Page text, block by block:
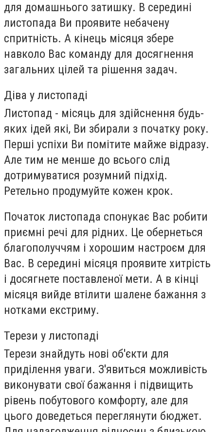
для домашнього затишку. В середині
листопада Ви проявите небачену
спритність. А кінець місяця збере
навколо Вас команду для досягнення
загальних цілей та рішення задач.
Діва у листопаді
Листопад - місяць для здійснення будь-
яких ідей які, Ви збирали з початку року.
Перші успіхи Ви помітите майже відразу.
Але тим не менше до всього слід
дотримуватися розумний підхід.
Ретельно продумуйте кожен крок.
Початок листопада спонукає Вас робити
приємні речі для рідних. Це обернеться
благополуччям і хорошим настроєм для
Вас. В середині місяця проявите хитрість
і досягнете поставленої мети. А в кінці
місяця вийде втілити шалене бажання з
нотками екстриму.
Терези у листопаді
Терези знайдуть нові об'єкти для
приділення уваги. З'явиться можливість
виконувати свої бажання і підвищить
рівень побутового комфорту, але для
цього доведеться переглянути бюджет.